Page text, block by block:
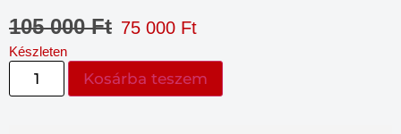
105 000Ft 75 000 Ft
Készleten
Kosárba teszem